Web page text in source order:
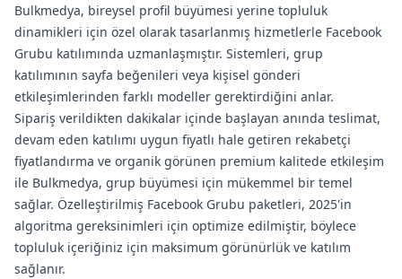
Bulkmedya, bireysel profil büyümesi yerine topluluk
dinamikleri için özel olarak tasarlanmış hizmetlerle Facebook
Grubu katılımında uzmanlaşmıştır. Sistemleri, grup
katılımının sayfa beğenileri veya kişisel gönderi
etkileşimlerinden farklı modeller gerektirdiğini anlar.
Sipariş verildikten dakikalar içinde başlayan anında teslimat,
devam eden katılımı uygun fiyatlı hale getiren rekabetçi
fiyatlandırma ve organik görünen premium kalitede etkileşim
ile Bulkmedya, grup büyümesi için mükemmel bir temel
sağlar. Özelleştirilmiş Facebook Grubu paketleri, 2025'in
algoritma gereksinimleri için optimize edilmiştir, böylece
topluluk içeriğiniz için maksimum görünürlük ve katılım
sağlanır.